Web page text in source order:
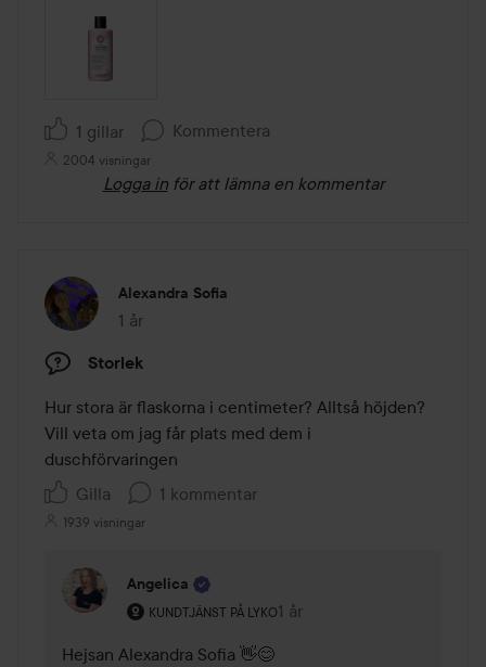
1 gillar Kommentera
2004 visningar
Logga in för att lämna en kommentar
Alexandra Sofia
1 år
Inlägget skapades 1 år
Storlek
Hur stora är flaskorna i centimeter? Alltså höjden?
Vill veta om jag får plats med dem i
duschförvaringen
Gilla
1 kommentar
1939 visningar
Angelica
KUNDTJÄNST PÅ LYKO
Användarens roll: Kundtjänst på Lyko.
1 år
Kommentaren lades 1 år
Hejsan Alexandra Sofia 👋😊